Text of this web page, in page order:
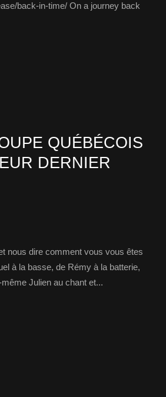
back-in-time/ On a journey back
QUÉBÉCOIS
DERNIER
nous dire comment vous vous êtes
à la basse, de Rémy à la batterie,
Julien au chant et...